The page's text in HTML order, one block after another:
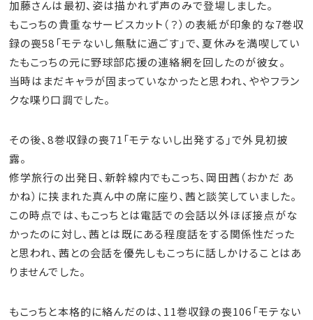
加藤さんは最初、姿は描かれず声のみで登場しました。
もこっちの貴重なサービスカット（？）の表紙が印象的な7巻収
録の喪58「モテないし無駄に過ごす」で、夏休みを満喫してい
たもこっちの元に野球部応援の連絡網を回したのが彼女。
当時はまだキャラが固まっていなかったと思われ、ややフラン
クな喋り口調でした。
その後、8巻収録の喪71「モテないし出発する」で外見初披
露。
修学旅行の出発日、新幹線内でもこっち、岡田茜（おかだ あ
かね）に挟まれた真ん中の席に座り、茜と談笑していました。
この時点では、もこっちとは電話での会話以外ほぼ接点がな
かったのに対し、茜とは既にある程度話をする関係性だった
と思われ、茜との会話を優先しもこっちに話しかけることはあ
りませんでした。
もこっちと本格的に絡んだのは、11巻収録の喪106「モテない